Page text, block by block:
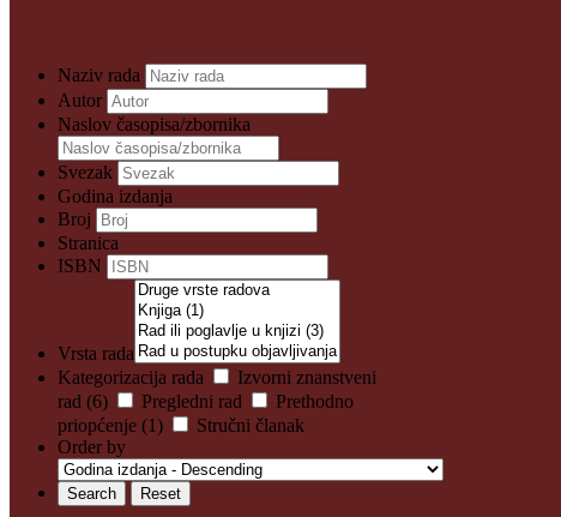
Naziv rada
Autor
Naslov časopisa/zbornika
Svezak
Godina izdanja
Broj
Stranica
ISBN
Vrsta rada
Kategorizacija rada
Izvorni znanstveni
rad (6)
Pregledni rad
Prethodno
priopćenje (1)
Stručni članak
Order by